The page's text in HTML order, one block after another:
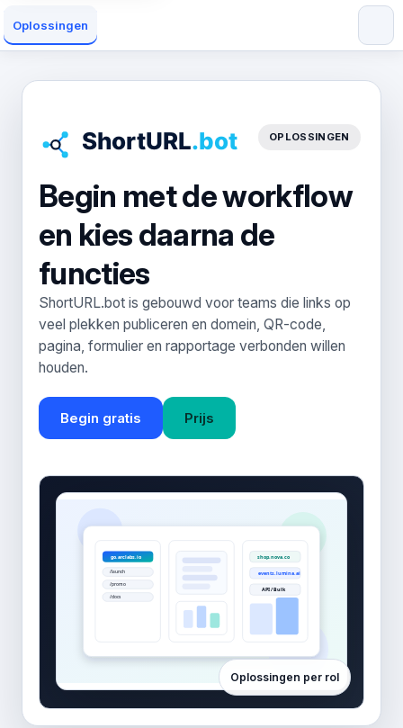
Oplossingen
OPLOSSINGEN
Begin met de workflow
en kies daarna de
functies
ShortURL.bot is gebouwd voor teams die links op
veel plekken publiceren en domein, QR-code,
pagina, formulier en rapportage verbonden willen
houden.
Begin gratis Prijs
Oplossingen per rol